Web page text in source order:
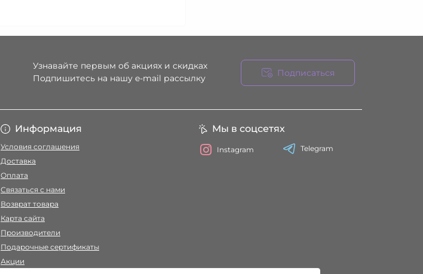
Узнавайте первым об акциях и скидках
Подпишитесь на нашу e-mail рассылку
Подписаться
Информация
Условия соглашения
Доставка
Оплата
Связаться с нами
Возврат товара
Карта сайта
Производители
Подарочные сертификаты
Акции
Мы в соцсетях
Instagram Telegram